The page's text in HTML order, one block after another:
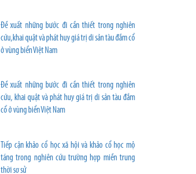
Đề xuất những bước đi cần thiết trong nghiên
cứu,khai quật và phát huy giá trị di sản tàu đắm cổ
ở vùng biển Việt Nam
Đề xuất những bước đi cần thiết trong nghiên
cứu, khai quật và phát huy giá trị di sản tàu đắm
cổ ở vùng biển Việt Nam
Tiếp cận khảo cổ học xã hội và khảo cổ học mộ
táng trong nghiên cứu trường hợp miền trung
thời sơ sử